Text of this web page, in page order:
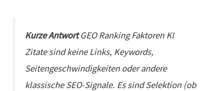
Kurze AntwortGEO Ranking Faktoren KI
Zitate sind keine Links, Keywords,
Seitengeschwindigkeiten oder andere
klassische SEO-Signale. Es sind Selektion (ob